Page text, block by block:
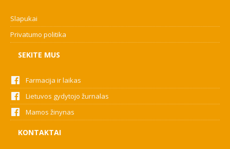
Slapukai
Privatumo politika
SEKITE MUS
Farmacija ir laikas
Lietuvos gydytojo žurnalas
Mamos žinynas
KONTAKTAI